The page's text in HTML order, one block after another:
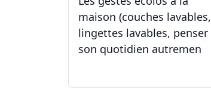
maison (couches lavables,
lingettes lavables, penser
son quotidien autremen